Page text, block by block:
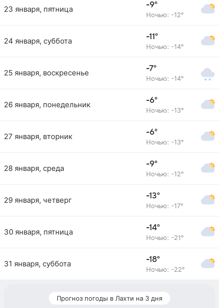
23 января, пятница -9°
Ночью: -12°
24 января, суббота -11°
Ночью: -14°
25 января, воскресенье -7°
Ночью: -14°
26 января, понедельник -6°
Ночью: -13°
27 января, вторник -6°
Ночью: -13°
28 января, среда -9°
Ночью: -12°
29 января, четверг -13°
Ночью: -17°
30 января, пятница -14°
Ночью: -21°
31 января, суббота -18°
Ночью: -22°
Прогноз погоды в Лахти на 3 дня